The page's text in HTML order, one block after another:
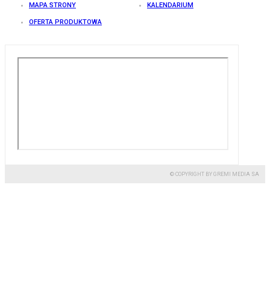
MAPA STRONY KALENDARIUM
OFERTA PRODUKTOWA
© COPYRIGHT BY GREMI MEDIA SA